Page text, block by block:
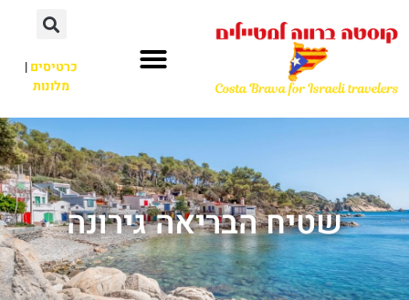
כרטיסים|
מלונות
שטיח הבריאה גירונה